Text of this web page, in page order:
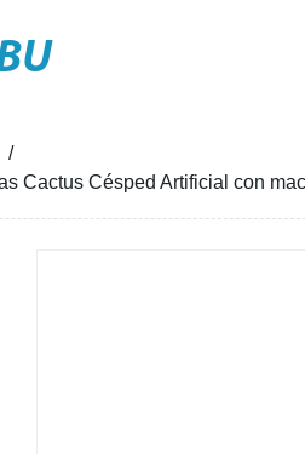
Cactus Césped Artificial con